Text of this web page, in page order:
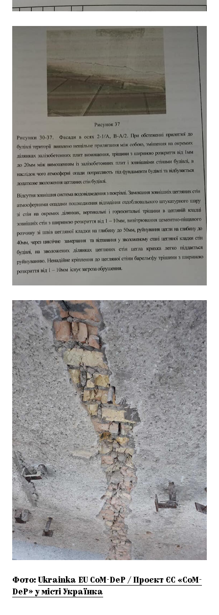
Фото: Ukrainka EU CoM-DeP / Проєкт ЄС «CoM-
DeP» у місті Українка